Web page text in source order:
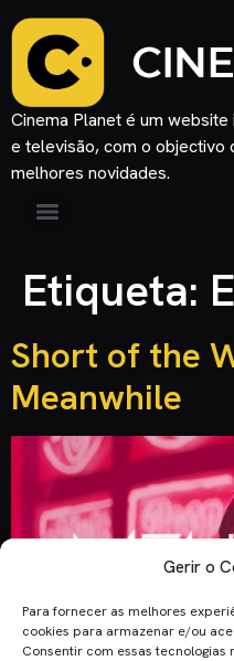
Gerir o
Para fornecer as melhores
cookies para armazenar e/ou
Consentir com essas
Cinema Planet é um
e televisão, com o objectivo
melhores novidades.
Etiqueta:
Short of the
Meanwhile